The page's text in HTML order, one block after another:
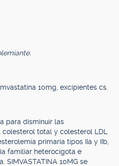
10mg, excipientes cs.
para disminuir las
total y colesterol LDL
primaria tipos IIa y IIb,
familiar heterocigota e
SIMVASTATINA 10MG se